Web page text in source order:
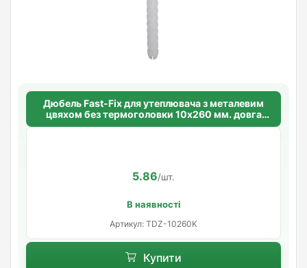
Дюбель Fast-Fix для утеплювача з металевим
цвяхом без термоголовки 10х260 мм. довга
розпорна база
5.86/шт.
В наявності
Артикул: TDZ-10260K
Купити